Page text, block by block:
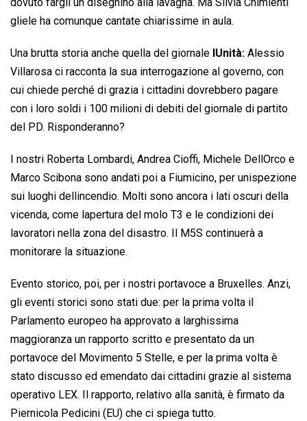
dovuto fargli un disegnino alla lavagna. Ma Silvia Chimienti
gliele ha comunque cantate chiarissime in aula.
Una brutta storia anche quella del giornale lUnità: Alessio
Villarosa ci racconta la sua interrogazione al governo, con
cui chiede perché di grazia i cittadini dovrebbero pagare
con i loro soldi i 100 milioni di debiti del giornale di partito
del PD. Risponderanno?
I nostri Roberta Lombardi, Andrea Cioffi, Michele DellOrco e
Marco Scibona sono andati poi a Fiumicino, per unispezione
sui luoghi dellincendio. Molti sono ancora i lati oscuri della
vicenda, come lapertura del molo T3 e le condizioni dei
lavoratori nella zona del disastro. Il M5S continuerà a
monitorare la situazione.
Evento storico, poi, per i nostri portavoce a Bruxelles. Anzi,
gli eventi storici sono stati due: per la prima volta il
Parlamento europeo ha approvato a larghissima
maggioranza un rapporto scritto e presentato da un
portavoce del Movimento 5 Stelle, e per la prima volta è
stato discusso ed emendato dai cittadini grazie al sistema
operativo LEX. Il rapporto, relativo alla sanità, è firmato da
Piernicola Pedicini (EU) che ci spiega tutto.